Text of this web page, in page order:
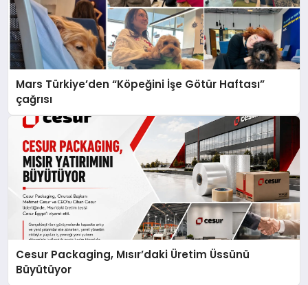
Mars Türkiye’den “Köpeğini İşe Götür Haftası”
çağrısı
Cesur Packaging, Mısır’daki Üretim Üssünü
Büyütüyor